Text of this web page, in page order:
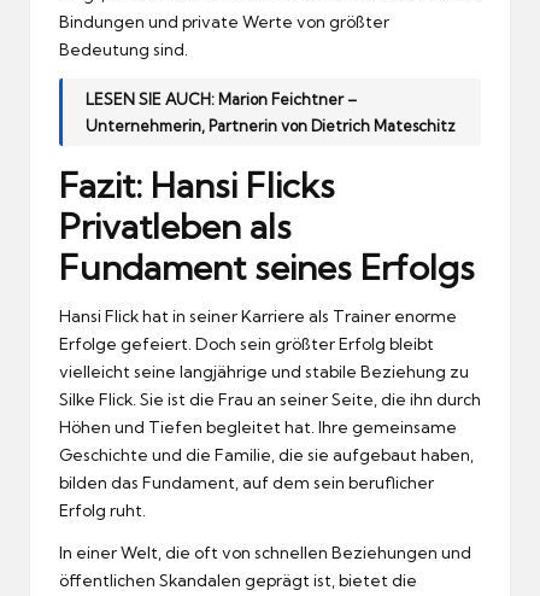
Bindungen und private Werte von größter
Bedeutung sind.
LESEN SIE AUCH: Marion Feichtner –
Unternehmerin, Partnerin von Dietrich Mateschitz
Fazit: Hansi Flicks
Privatleben als
Fundament seines Erfolgs
Hansi Flick hat in seiner Karriere als Trainer enorme
Erfolge gefeiert. Doch sein größter Erfolg bleibt
vielleicht seine langjährige und stabile Beziehung zu
Silke Flick. Sie ist die Frau an seiner Seite, die ihn durch
Höhen und Tiefen begleitet hat. Ihre gemeinsame
Geschichte und die Familie, die sie aufgebaut haben,
bilden das Fundament, auf dem sein beruflicher
Erfolg ruht.
In einer Welt, die oft von schnellen Beziehungen und
öffentlichen Skandalen geprägt ist, bietet die